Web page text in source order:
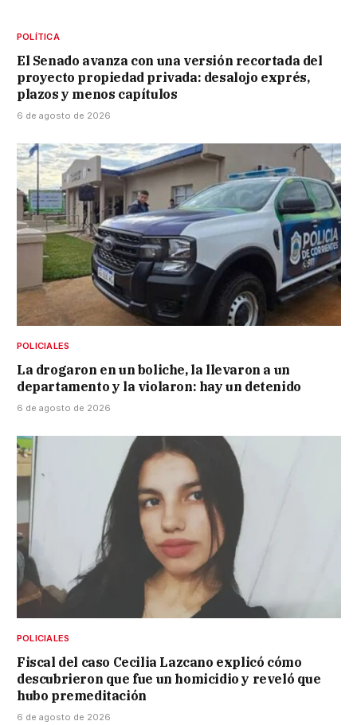
POLÍTICA
El Senado avanza con una versión recortada del
proyecto propiedad privada: desalojo exprés,
plazos y menos capítulos
6 de agosto de 2026
POLICIALES
La drogaron en un boliche, la llevaron a un
departamento y la violaron: hay un detenido
6 de agosto de 2026
POLICIALES
Fiscal del caso Cecilia Lazcano explicó cómo
descubrieron que fue un homicidio y reveló que
hubo premeditación
6 de agosto de 2026